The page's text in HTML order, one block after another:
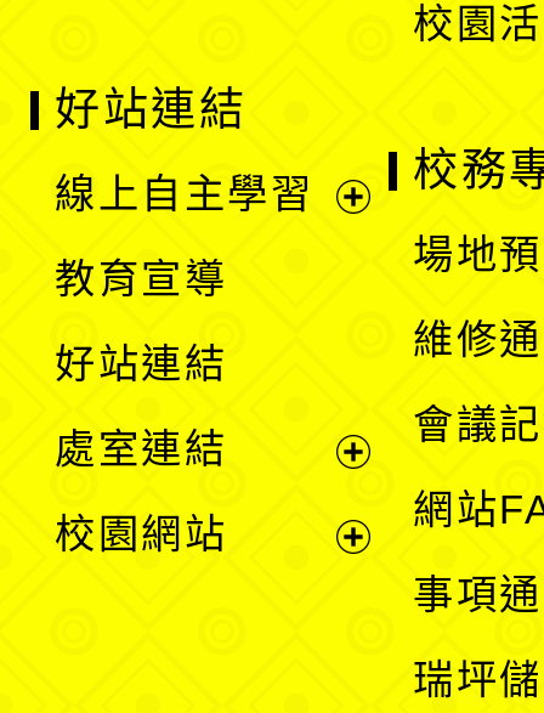
校園
好站連結
線上自主學習
單
教育宣導
好站連結
處室連結
校園網站
校務
場地
維修
會議
網站
事項
瑞坪